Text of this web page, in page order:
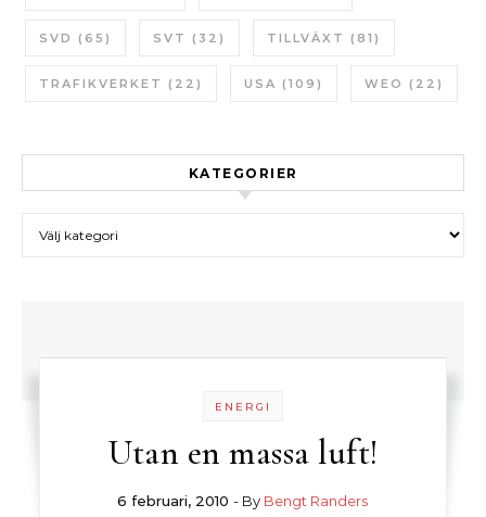
SVD (65) SVT (32) TILLVÄXT (81)
TRAFIKVERKET (22) USA (109) WEO (22)
KATEGORIER
ENERGI
Utan en massa luft!
6 februari, 2010 - By Bengt Randers